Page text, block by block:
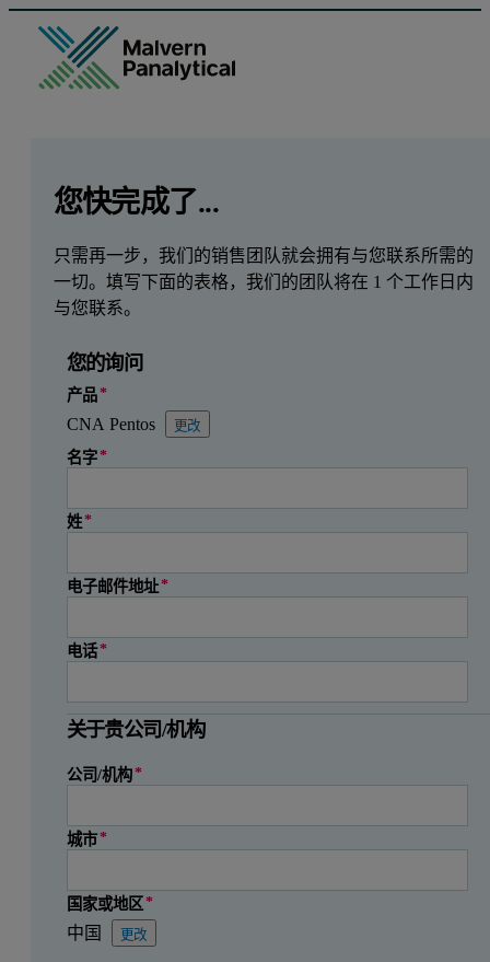
您快完成了...
只需再一步，我们的销售团队就会拥有与您联系所需的
一切。填写下面的表格，我们的团队将在 1 个工作日内
与您联系。
您的询问
产品
CNA Pentos 更改
名字
姓
电子邮件地址
电话
关于贵公司/机构
公司/机构
城市
国家或地区
中国 更改